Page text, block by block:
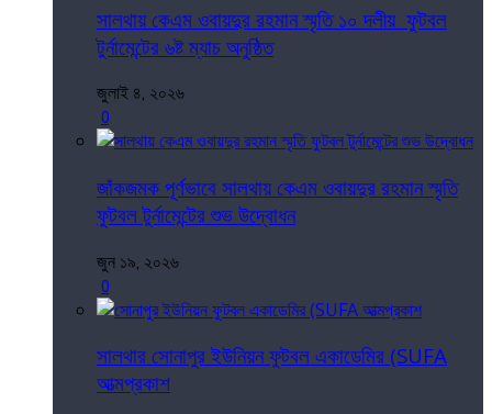
সালথায় কেএম ওবায়দুর রহমান স্মৃতি ১০ দলীয় ফুটবল
টুর্নামেন্টের ৬ষ্ট ম্যাচ অনুষ্ঠিত
জুলাই ৪, ২০২৬
0
জাঁকজমক পূর্ণভাবে সালথায় কেএম ওবায়দুর রহমান স্মৃতি
ফুটবল টুর্নামেন্টের শুভ উদ্বোধন
জুন ১৯, ২০২৬
0
সালথার সোনাপুর ইউনিয়ন ফুটবল একাডেমির (SUFA
আত্মপ্রকাশ